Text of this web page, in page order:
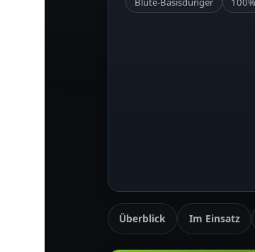
Überblick Im Einsatz